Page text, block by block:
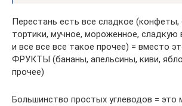
Перестань есть все сладкое (конфеты,
тортики, мучное, мороженное, сладкую
и все все все такое прочее) = вместо
ФРУКТЫ (бананы, апельсины, киви,
прочее)
Большинство простых углеводов = это